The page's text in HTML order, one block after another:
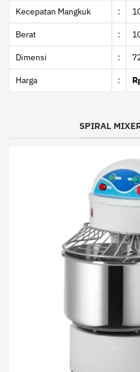
Kecepatan Mangkuk :
Berat :
Dimensi :
Harga :
SPIRAL